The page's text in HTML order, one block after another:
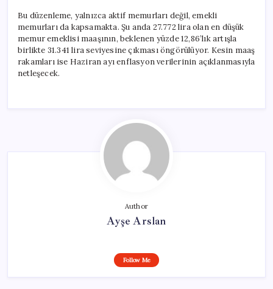
Bu düzenleme, yalnızca aktif memurları değil, emekli
memurları da kapsamakta. Şu anda 27.772 lira olan en düşük
memur emeklisi maaşının, beklenen yüzde 12,86’lık artışla
birlikte 31.341 lira seviyesine çıkması öngörülüyor. Kesin maaş
rakamları ise Haziran ayı enflasyon verilerinin açıklanmasıyla
netleşecek.
Author
Ayşe Arslan
Follow Me